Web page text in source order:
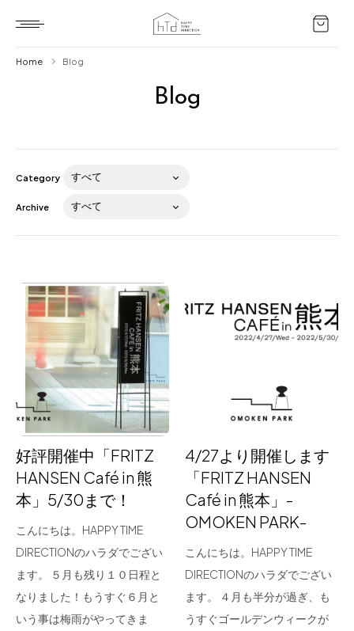
Blog
About us
for Business
Recruit
Contact
フラッグシップストア
0965-52-0323
Blog
Home Blog
Category
Archive
好評開催中「FRITZ
HANSEN Café in 熊
本」5/30まで！
こんにちは。HAPPY TIME
DIRECTIONのハラダでござい
ます。 ５月も残り１０日程と
なりました！もうすぐ６月と
いう事は梅雨がやってきま
4/27より開催します
「FRITZ HANSEN
Café in 熊本」-
OMOKEN PARK-
こんにちは。HAPPY TIME
DIRECTIONのハラダでござい
ます。 ４月も半分が過ぎ、も
うすぐゴールデンウィークが